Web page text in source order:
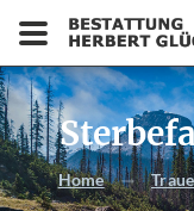
Home